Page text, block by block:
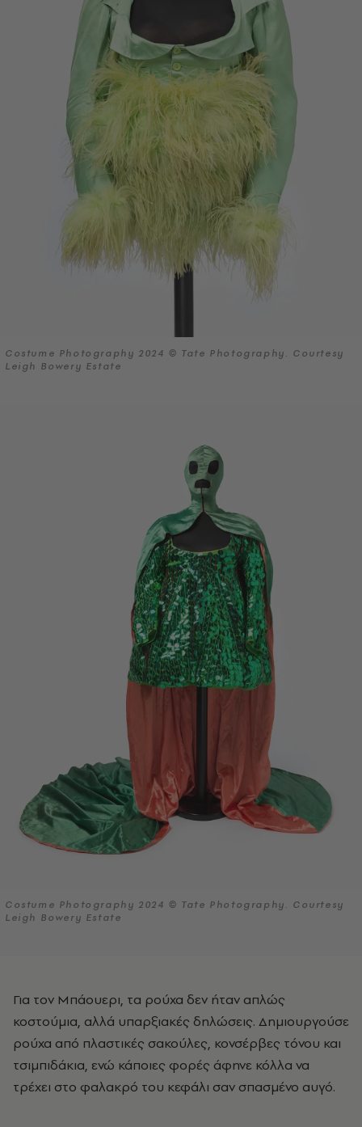
Costume Photography 2024 © Tate Photography. Courtesy
Leigh Bowery Estate
Costume Photography 2024 © Tate Photography. Courtesy
Leigh Bowery Estate
Για τον Μπάουερι, τα ρούχα δεν ήταν απλώς
κοστούμια, αλλά υπαρξιακές δηλώσεις. Δημιουργούσε
ρούχα από πλαστικές σακούλες, κονσέρβες τόνου και
τσιμπιδάκια, ενώ κάποιες φορές άφηνε κόλλα να
τρέχει στο φαλακρό του κεφάλι σαν σπασμένο αυγό.